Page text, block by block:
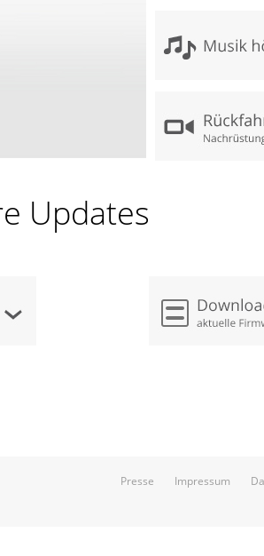
Updates
Presse Impressum